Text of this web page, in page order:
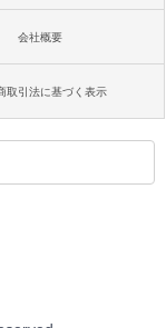
会社概要
取引法に基づく表示